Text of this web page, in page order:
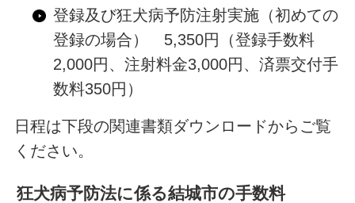
登録及び狂犬病予防注射実施（初めての
登録の場合） 5,350円（登録手数料
2,000円、注射料金3,000円、済票交付手
数料350円）
日程は下段の関連書類ダウンロードからご覧
ください。
狂犬病予防法に係る結城市の手数料